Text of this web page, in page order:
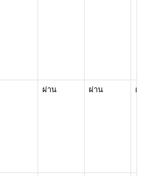
ผ่าน ผ่าน ผ่าน